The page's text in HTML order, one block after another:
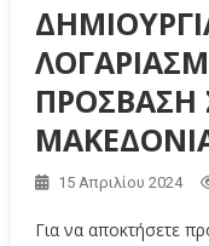
ΠΡΟΣΒΑΣΗ
15 Απριλίου 2024
Για να αποκτήσετε